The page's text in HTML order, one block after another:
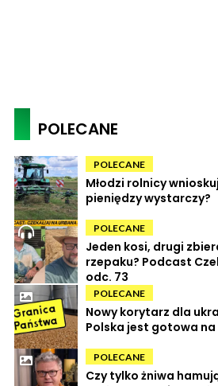
POLECANE
POLECANE
Młodzi rolnicy
pieniędzy wystarczy?
POLECANE
Jeden kosi, drugi
rzepaku? Podcast
odc. 73
POLECANE
Nowy korytarz dla
Polska jest gotowa
POLECANE
Czy tylko żniwa